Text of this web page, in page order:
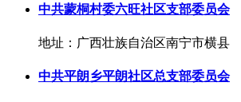
中共蒙桐村委六旺社区支部委员会
地址：广西壮族自治区南宁市横县
中共平朗乡平朗社区总支部委员会